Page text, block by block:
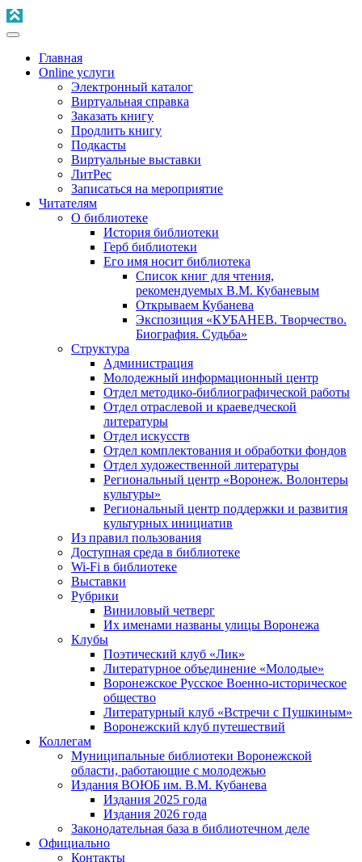
Главная
Online услуги
Электронный каталог
Виртуальная справка
Заказать книгу
Продлить книгу
Подкасты
Виртуальные выставки
ЛитРес
Записаться на мероприятие
Читателям
О библиотеке
История библиотеки
Герб библиотеки
Его имя носит библиотека
Список книг для чтения,
рекомендуемых В.М. Кубаневым
Открываем Кубанева
Экспозиция «КУБАНЕВ. Творчество.
Биография. Судьба»
Структура
Администрация
Молодежный информационный центр
Отдел методико-библиографической работы
Отдел отраслевой и краеведческой
литературы
Отдел искусств
Отдел комплектования и обработки фондов
Отдел художественной литературы
Региональный центр «Воронеж. Волонтеры
культуры»
Региональный центр поддержки и развития
культурных инициатив
Из правил пользования
Доступная среда в библиотеке
Wi-Fi в библиотеке
Выставки
Рубрики
Виниловый четверг
Их именами названы улицы Воронежа
Клубы
Поэтический клуб «Лик»
Литературное объединение «Молодые»
Воронежское Русское Военно-историческое
общество
Литературный клуб «Встречи с Пушкиным»
Воронежский клуб путешествий
Коллегам
Муниципальные библиотеки Воронежской
области, работающие с молодежью
Издания ВОЮБ им. В.М. Кубанева
Издания 2025 года
Издания 2026 года
Законодательная база в библиотечном деле
Официально
Контакты